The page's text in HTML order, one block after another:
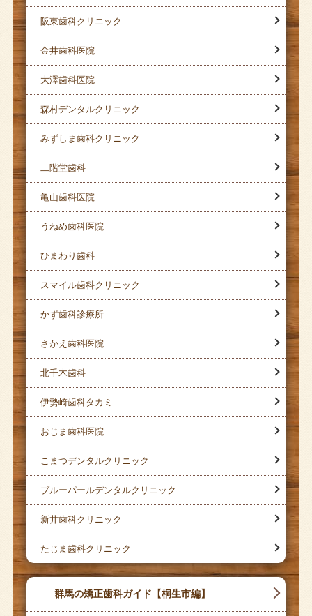
阪東歯科クリニック
金井歯科医院
大澤歯科医院
森村デンタルクリニック
みずしま歯科クリニック
二階堂歯科
亀山歯科医院
うねめ歯科医院
ひまわり歯科
スマイル歯科クリニック
かず歯科診療所
さかえ歯科医院
北千木歯科
伊勢崎歯科タカミ
おじま歯科医院
こまつデンタルクリニック
ブルーパールデンタルクリニック
新井歯科クリニック
たじま歯科クリニック
群馬の矯正歯科ガイド【桐生市編】